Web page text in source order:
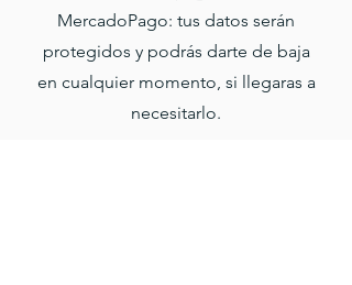
MercadoPago: tus datos serán
protegidos y podrás darte de baja
en cualquier momento, si llegaras a
necesitarlo.